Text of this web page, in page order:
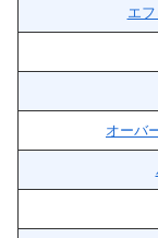
エ
オーバ